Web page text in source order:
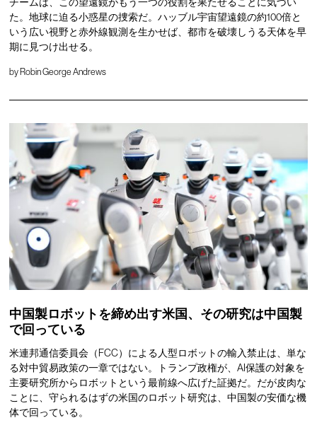
チームは、この望遠鏡がもう一つの役割を果たせることに気づい
た。地球に迫る小惑星の捜索だ。ハッブル宇宙望遠鏡の約100倍と
いう広い視野と赤外線観測を生かせば、都市を破壊しうる天体を早
期に見つけ出せる。
byRobin George Andrews
中国製ロボットを締め出す米国、その研究は中国製
で回っている
米連邦通信委員会（FCC）による人型ロボットの輸入禁止は、単な
る対中貿易政策の一章ではない。トランプ政権が、AI保護の対象を
主要研究所からロボットという最前線へ広げた証拠だ。だが皮肉な
ことに、守られるはずの米国のロボット研究は、中国製の安価な機
体で回っている。